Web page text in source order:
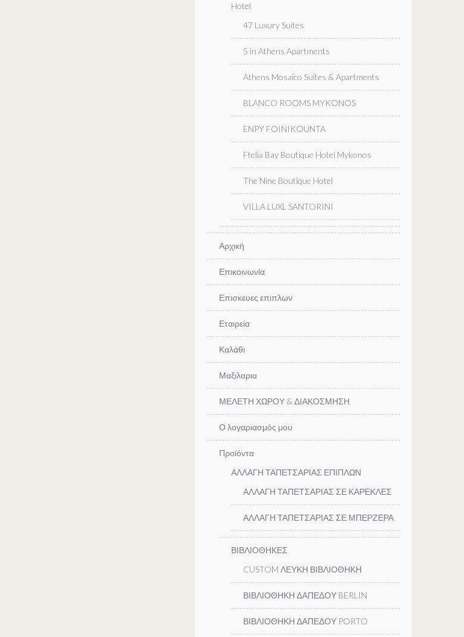
Hotel
47 Luxury Suites
5 in Athens Apartments
Athens Mosaico Suites & Apartments
BLANCO ROOMS MYKONOS
ENPY FOINIKOUNTA
Ftelia Bay Boutique Hotel Mykonos
The Nine Boutique Hotel
VILLA LUXL SANTORINI
Αρχική
Επικοινωνία
Επισκευες επιπλων
Εταιρεία
Καλάθι
Μαξιλαρια
ΜΕΛΕΤΗ ΧΩΡΟΥ & ΔΙΑΚΟΣΜΗΣΗ
Ο λογαριασμός μου
Προϊόντα
ΑΛΛΑΓΗ ΤΑΠΕΤΣΑΡΙΑΣ ΕΠΙΠΛΩΝ
ΑΛΛΑΓΗ ΤΑΠΕΤΣΑΡΙΑΣ ΣΕ ΚΑΡΕΚΛΕΣ
ΑΛΛΑΓΗ ΤΑΠΕΤΣΑΡΙΑΣ ΣΕ ΜΠΕΡΖΕΡΑ
ΒΙΒΛΙΟΘΗΚΕΣ
CUSTOM ΛΕΥΚΗ ΒΙΒΛΙΟΘΗΚΗ
ΒΙΒΛΙΟΘΗΚΗ ΔΑΠΕΔΟΥ BERLIN
ΒΙΒΛΙΟΘΗΚΗ ΔΑΠΕΔΟΥ PORTO